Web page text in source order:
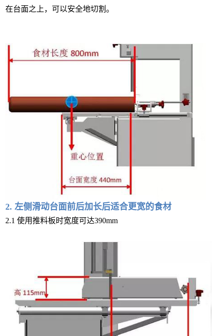
在台面之上，可以安全地切割。
2. 左侧滑动台面前后加长后适合更宽的食材
2.1 使用推料板时宽度可达390mm